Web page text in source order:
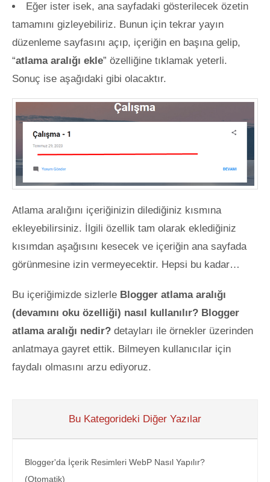
Eğer ister isek, ana sayfadaki gösterilecek özetin
tamamını gizleyebiliriz. Bunun için tekrar yayın
düzenleme sayfasını açıp, içeriğin en başına gelip,
“atlama aralığı ekle” özelliğine tıklamak yeterli.
Sonuç ise aşağıdaki gibi olacaktır.
Atlama aralığını içeriğinizin dilediğiniz kısmına
ekleyebilirsiniz. İlgili özellik tam olarak eklediğiniz
kısımdan aşağısını kesecek ve içeriğin ana sayfada
görünmesine izin vermeyecektir. Hepsi bu kadar…
Bu içeriğimizde sizlerle Blogger atlama aralığı
(devamını oku özelliği) nasıl kullanılır? Blogger
atlama aralığı nedir? detayları ile örnekler üzerinden
anlatmaya gayret ettik. Bilmeyen kullanıcılar için
faydalı olmasını arzu ediyoruz.
Bu Kategorideki Diğer Yazılar
Blogger'da İçerik Resimleri WebP Nasıl Yapılır?
(Otomatik)